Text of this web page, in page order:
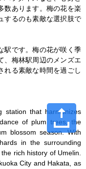
数あります。梅の花を楽
するのも素敵な選択肢で
駅です。梅の花が咲く季
、梅林駅周辺のメンズエ
れる素敵な時間を過ごし
station that harmonizes
of plum trees, the
blossom season. With
in the surrounding
rich history of Umelin.
City and Hakata, as